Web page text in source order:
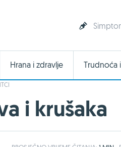
Hrana i zdravlje Trudnoća
i krušaka